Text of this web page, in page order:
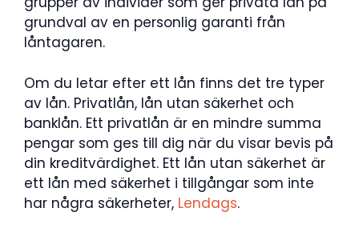
grundval av en personlig garanti från
låntagaren.
Om du letar efter ett lån finns det tre typer
av lån. Privatlån, lån utan säkerhet och
banklån. Ett privatlån är en mindre summa
pengar som ges till dig när du visar bevis på
din kreditvärdighet. Ett lån utan säkerhet är
ett lån med säkerhet i tillgångar som inte
har några säkerheter, Lendags.